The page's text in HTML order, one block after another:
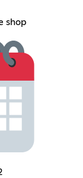
shop